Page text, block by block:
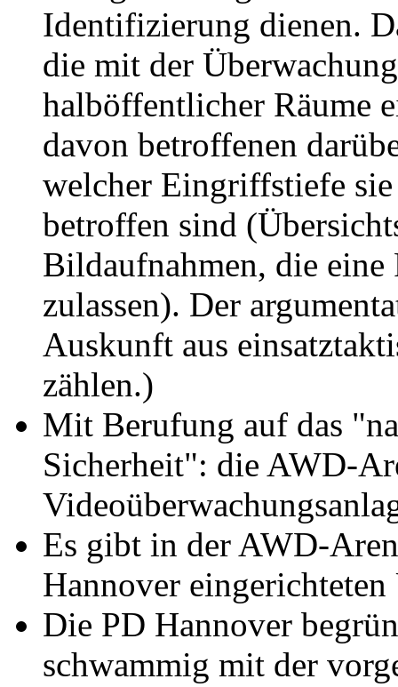
Identifizierung dienen.
die mit der
halböffentlicher Räume
davon betroffenen
welcher Eingriffstiefe
betroffen sind
Bildaufnahmen, die
zulassen). Der
Auskunft aus
zählen.)
Mit Berufung auf das
Sicherheit": die AWD-
Es gibt in der AWD-
Hannover
Die PD Hannover
schwammig mit der